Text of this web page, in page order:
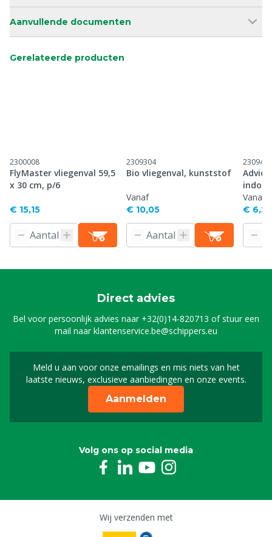
Aanvullende documenten
Gerelateerde producten
2300008
FlyMaster vliegenval 59,5
x 30 cm, p/6
€ 15,15
2309304
Bio vliegenval, kunststof
Vanaf
€ 10,05
2309413
indoor
Vanaf
€ 6,25
Direct advies
Bel voor persoonlijk advies naar +32(0)14-820713 of stuur een
mail naarklantenservice.be@schippers.eu
Meld u aan voor onze emailings en mis niets van het
laatste nieuws, exclusieve aanbiedingen en onze events.
Meld u aan voor onze
Aanmelden
Volg ons op social media
Wij verzenden met